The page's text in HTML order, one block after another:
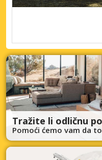
Tražite li odličnu
Pomoći ćemo vam da